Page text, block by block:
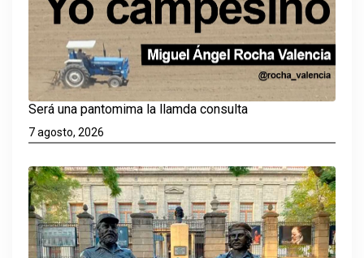
Será una pantomima la llamda consulta
7 agosto, 2026